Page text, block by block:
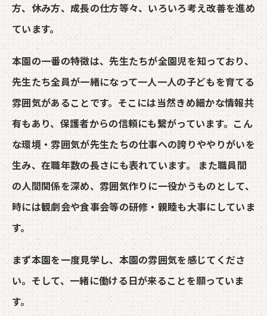
方、休み方、成長の仕方等々、いろいろ考え改善を進め
ています。
本園の一番の特徴は、先生たちが全園児を知っており、
先生たち全員が一緒になって一人一人の子どもを育てる
雰囲気があることです。そこには当然きめ細かな情報共
有もあり、保護者からの信頼にも繋がっています。こん
な環境・雰囲気が先生たちの仕事への誇りややりがいを
生み、在職年数の長さにも表れています。 また職員間
の人間関係を深め、雰囲気作りに一役かうものとして、
時には観劇会や食事会等の研修・親睦も大事にしていま
す。
まず本園を一度見学し、本園の雰囲気を感じてくださ
い。そして、一緒に働ける日が来ることを願っていま
す。